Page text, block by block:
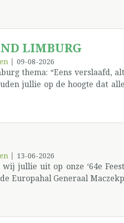
PW (met mededeling):
‘De Dronkaards’ – bijdrage
LIMBURG
09-08-2026
thema: “Eens
jullie op de hoogte dat
13-06-2026
wij jullie uit op onze ‘64e
Europahal Generaal
probleem: Wij